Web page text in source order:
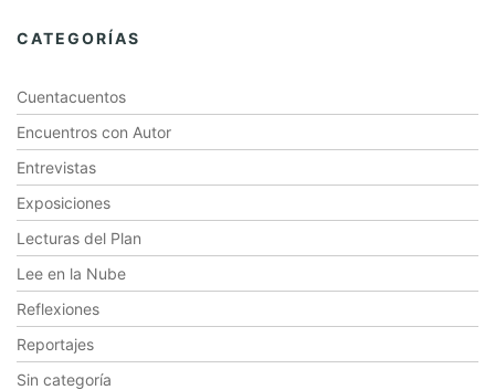
CATEGORÍAS
Cuentacuentos
Encuentros con Autor
Entrevistas
Exposiciones
Lecturas del Plan
Lee en la Nube
Reflexiones
Reportajes
Sin categoría